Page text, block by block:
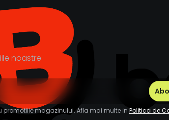
noastre
promotiile magazinului. Afla mai multe in Politica de